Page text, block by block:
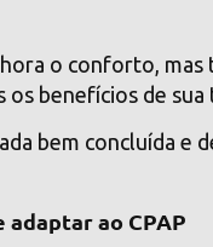
o conforto,
benefícios de sua
bem concluída e
ao CPAP